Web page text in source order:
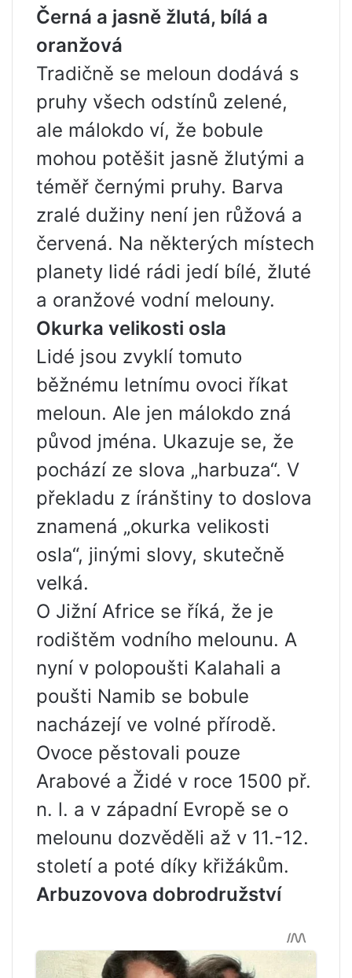
Černá a jasně žlutá, bílá a
oranžová
Tradičně se meloun dodává s
pruhy všech odstínů zelené,
ale málokdo ví, že bobule
mohou potěšit jasně žlutými a
téměř černými pruhy. Barva
zralé dužiny není jen růžová a
červená. Na některých místech
planety lidé rádi jedí bílé, žluté
a oranžové vodní melouny.
Okurka velikosti osla
Lidé jsou zvyklí tomuto
běžnému letnímu ovoci říkat
meloun. Ale jen málokdo zná
původ jména. Ukazuje se, že
pochází ze slova „harbuza“. V
překladu z íránštiny to doslova
znamená „okurka velikosti
osla“, jinými slovy, skutečně
velká.
O Jižní Africe se říká, že je
rodištěm vodního melounu. A
nyní v polopoušti Kalahali a
poušti Namib se bobule
nacházejí ve volné přírodě.
Ovoce pěstovali pouze
Arabové a Židé v roce 1500 př.
n. l. a v západní Evropě se o
melounu dozvěděli až v 11.-12.
století a poté díky křižákům.
Arbuzovova dobrodružství